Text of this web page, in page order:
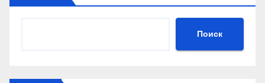
Поиск